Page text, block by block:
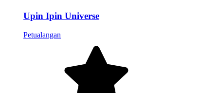
Upin Ipin Universe
Petualangan